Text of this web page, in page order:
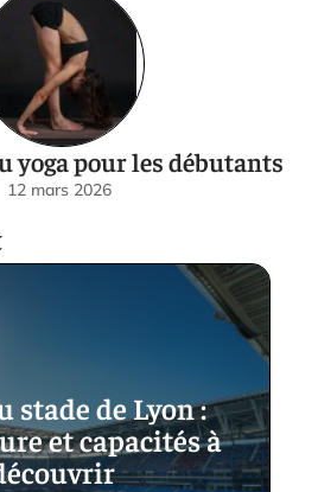
yoga pour les débutants
12 mars 2026
stade de Lyon :
et capacités à